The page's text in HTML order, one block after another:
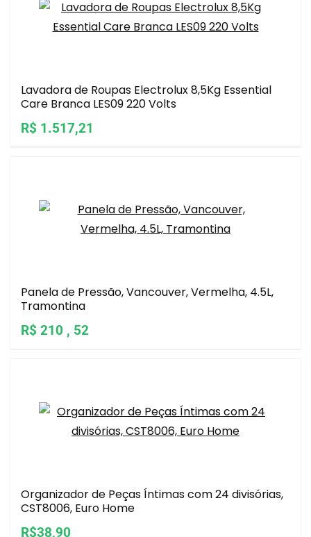
Lavadora de Roupas Electrolux 8,5Kg Essential
Care Branca LES09 220 Volts
R$ 1.517,21
Panela de Pressão, Vancouver, Vermelha, 4.5L,
Tramontina
R$ 210 , 52
Organizador de Peças Íntimas com 24 divisórias,
CST8006, Euro Home
R$38,90